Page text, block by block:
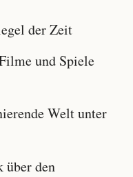
der Zeit
und Spiele
Welt unter
den